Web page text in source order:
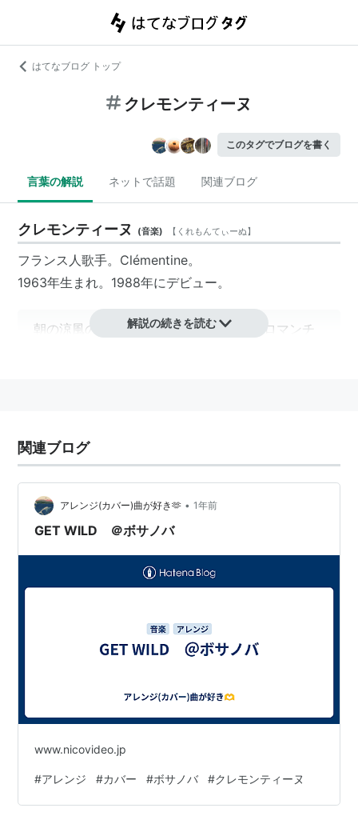
はてなブログ トップ
クレモンティーヌ
このタグでブログを書く
言葉の解説 ネットで話題 関連ブログ
クレモンティーヌ (音楽) 【 くれもんてぃーぬ】
フランス人歌手。Clémentine。
1963年生まれ。1988年にデビュー。
朝の涼風のように爽やかな歌声であり、ロマンチ
ノヴァのスパイスを効かせた音楽は、包み込むよ
うなリズム／サウンドで聴く者を催眠術にかけ
小悪魔的魅力を漂わせ、行き交う人々を男女問わ
ずメロメロにしてしまうパリジェンヌだ。そうそ
ーアルバム「アニメンティーヌ〜Bossa Du Anime」が
バカボン・メドレー：
崖の上のポニョ
解説の続きを読む
関連ブログ
アレンジ(カバー)曲が好き🫶 • 1年前
GET WILD ＠ボサノバ
www.nicovideo.jp
#アレンジ #カバー #ボサノバ #クレモンティーヌ